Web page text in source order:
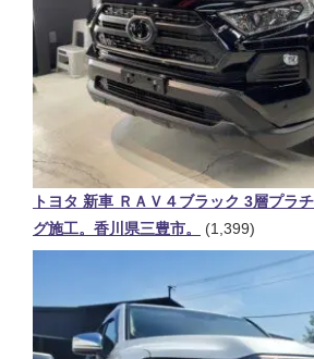
トヨタ 新車 ＲＡＶ４ブラック 3層プラ
グ施工。香川県三豊市。
(1,399)